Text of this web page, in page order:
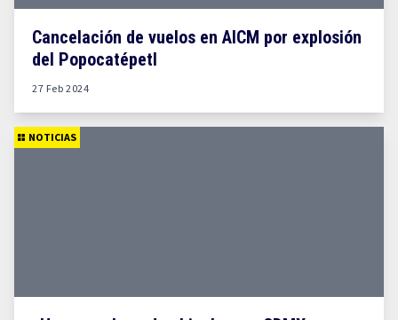
Cancelación de vuelos en AICM por explosión
del Popocatépetl
27 Feb 2024
NOTICIAS